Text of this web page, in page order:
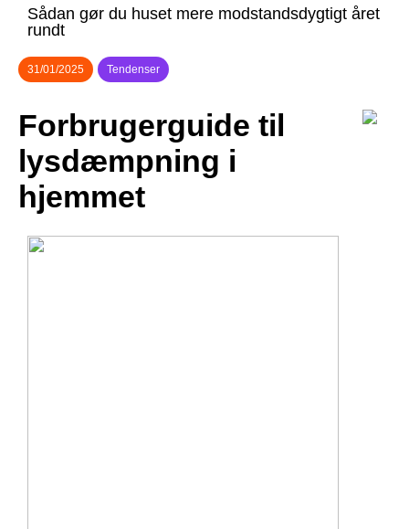
Sådan gør du huset mere modstandsdygtigt året
rundt
31/01/2025 Tendenser
Forbrugerguide til
lysdæmpning i
hjemmet